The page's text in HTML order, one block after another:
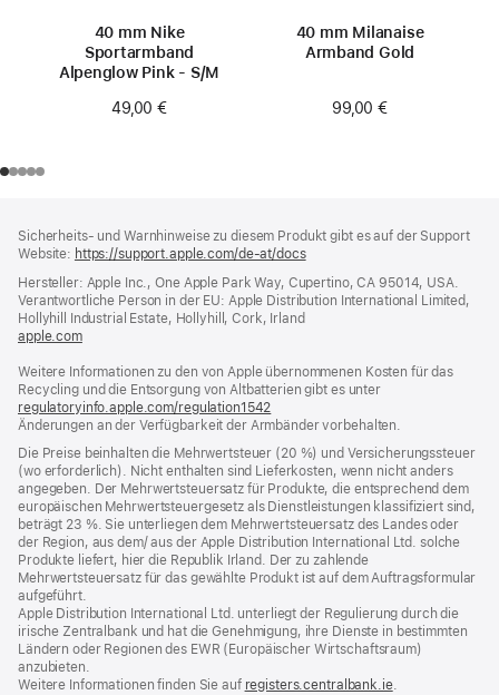
40 mm Nike
Sportarmband
Alpenglow Pink - S/M
49,00 €
40 mm Milanaise
Armband Gold
99,00 €
Sicherheits- und Warnhinweise zu diesem Produkt gibt es auf der Support
Website: https://support.apple.com/de-at/docs(öffnet
neues
Fenster)
Hersteller: Apple Inc., One Apple Park Way, Cupertino, CA 95014, USA.
Verantwortliche Person in der EU: Apple Distribution International Limited,
Hollyhill Industrial Estate, Hollyhill, Cork, Irland
apple.com(öffnet
neues
Fenster)
Weitere Informationen zu den von Apple übernommenen Kosten für das
Recycling und die Entsorgung von Altbatterien gibt es unter
regulatoryinfo.apple.com/regulation1542
ein
neues
Fenster)
Änderungen an der Verfügbarkeit der Armbänder vorbehalten.
Die Preise beinhalten die Mehrwertsteuer (20 %) und Versicherungssteuer
(wo erforderlich). Nicht enthalten sind Lieferkosten, wenn nicht anders
angegeben. Der Mehrwertsteuersatz für Produkte, die entsprechend dem
europäischen Mehrwertsteuergesetz als Dienstleistungen klassifiziert sind,
beträgt 23 %. Sie unterliegen dem Mehrwertsteuersatz des Landes oder
der Region, aus dem/ aus der Apple Distribution International Ltd. solche
Produkte liefert, hier die Republik Irland. Der zu zahlende
Mehrwertsteuersatz für das gewählte Produkt ist auf dem Auftragsformular
aufgeführt.
Apple Distribution International Ltd. unterliegt der Regulierung durch die
irische Zentralbank und hat die Genehmigung, ihre Dienste in bestimmten
Ländern oder Regionen des EWR (Europäischer Wirtschaftsraum)
anzubieten.
Weitere Informationen finden Sie auf registers.centralbank.ie(Öffnet
.